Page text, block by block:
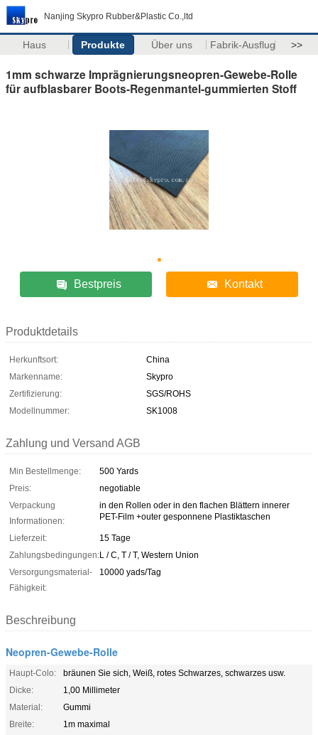
Nanjing Skypro Rubber&Plastic Co.,ltd
Haus Produkte Über uns Fabrik-Ausflug >>
1mm schwarze Imprägnierungsneopren-Gewebe-Rolle
für aufblasbarer Boots-Regenmantel-gummierten Stoff
Bestpreis Kontakt
Produktdetails
Herkunftsort:
China
Markenname:
Skypro
Zertifizierung:
SGS/ROHS
Modellnummer:
SK1008
Zahlung und Versand AGB
Min Bestellmenge:
500 Yards
Preis:
negotiable
Verpackung
Informationen:
in den Rollen oder in den flachen Blättern innerer
PET-Film +outer gesponnene Plastiktaschen
Lieferzeit:
15 Tage
Zahlungsbedingungen:L / C, T / T, Western Union
Versorgungsmaterial-
Fähigkeit:
10000 yads/Tag
Beschreibung
Neopren-Gewebe-Rolle
Haupt-Colo:
bräunen Sie sich, Weiß, rotes Schwarzes, schwarzes usw.
Dicke:
1,00 Millimeter
Material:
Gummi
Breite:
1m maximal